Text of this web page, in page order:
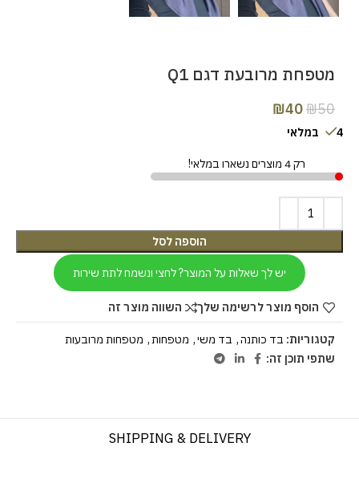
מטפחת מרובעת דגם Q1
₪50
₪40
4 במלאי
רק 4 מוצרים נשארו במלאי!
הוספה לסל
יש לך שאלות על המוצר? לחצי ונשמח לתת שירות
הוסף מוצר לרשימה שלך השווה מוצר זה
קטגוריות: בד כותנה, בד משי, מטפחות, מטפחות מרובעות
שתפי תוכן זה:
SHIPPING & DELIVERY